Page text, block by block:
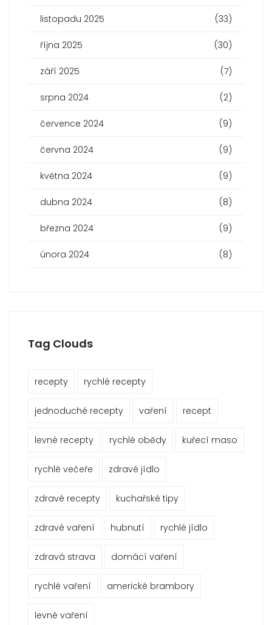
listopadu 2025 (33)
října 2025 (30)
září 2025 (7)
srpna 2024 (2)
července 2024 (9)
června 2024 (9)
května 2024 (9)
dubna 2024 (8)
března 2024 (9)
února 2024 (8)
Tag Clouds
recepty rychlé recepty
jednoduché recepty vaření recept
levné recepty rychlé obědy kuřecí maso
rychlé večeře zdravé jídlo
zdravé recepty kuchařské tipy
zdravé vaření hubnutí rychlé jídlo
zdravá strava domácí vaření
rychlé vaření americké brambory
levné vaření